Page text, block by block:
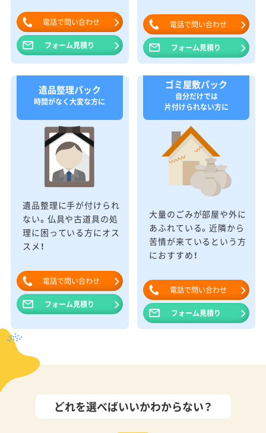
電話で問い合わせ
フォーム見積り
電話で問い合わせ
フォーム見積り
遺品整理パック
時間がなく大変な方に
遺品整理に手が付けられ
ない。仏具や古道具の処
理に困っている方にオス
スメ！
電話で問い合わせ
フォーム見積り
ゴミ屋敷パック
自分だけでは
片付けられない方に
大量のごみが部屋や外に
あふれている。近隣から
苦情が来ているという方
におすすめ！
電話で問い合わせ
フォーム見積り
どれを選べばいいかわからない？